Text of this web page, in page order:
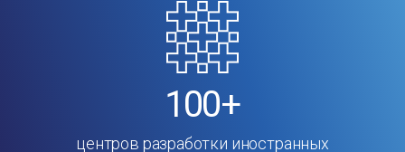
100+
центров разработки иностранных